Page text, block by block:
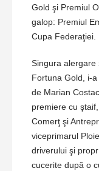
Gold şi Premiul
galop: Premiul
Cupa Federaţiei.
Singura alergare
Fortuna Gold, i-
de Marian
premiere cu
Comerţ şi
viceprimarul
driverului şi
cucerite după o